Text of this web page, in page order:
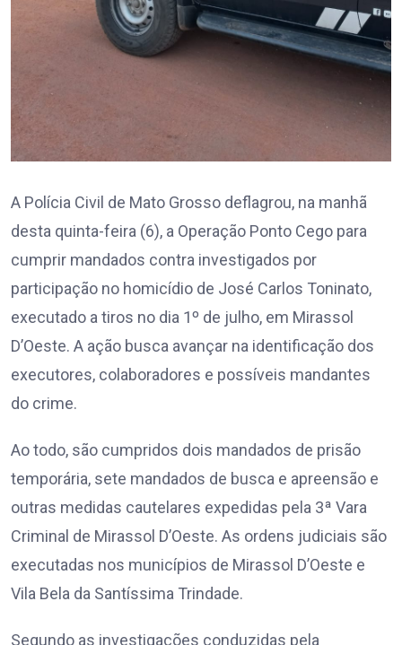
A Polícia Civil de Mato Grosso deflagrou, na manhã
desta quinta-feira (6), a Operação Ponto Cego para
cumprir mandados contra investigados por
participação no homicídio de José Carlos Toninato,
executado a tiros no dia 1º de julho, em Mirassol
D’Oeste. A ação busca avançar na identificação dos
executores, colaboradores e possíveis mandantes
do crime.
Ao todo, são cumpridos dois mandados de prisão
temporária, sete mandados de busca e apreensão e
outras medidas cautelares expedidas pela 3ª Vara
Criminal de Mirassol D’Oeste. As ordens judiciais são
executadas nos municípios de Mirassol D’Oeste e
Vila Bela da Santíssima Trindade.
Segundo as investigações conduzidas pela